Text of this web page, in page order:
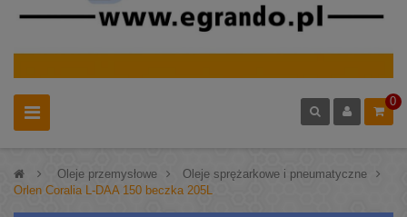
0
> Oleje przemysłowe > Oleje sprężarkowe i pneumatyczne
>
Orlen Coralia L-DAA 150 beczka 205L